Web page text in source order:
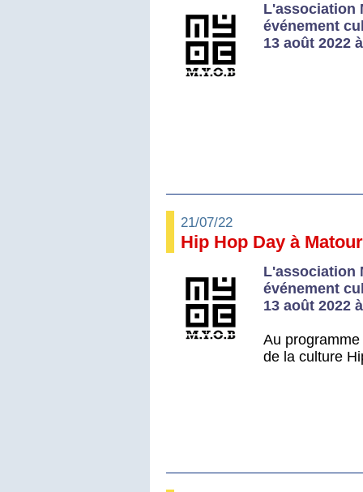
L'association
événement
13 août 2022
21/07/22
Hip Hop Day à
L'association
événement
13 août 2022
Au
de la culture